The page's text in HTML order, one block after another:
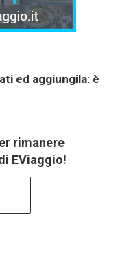
ed aggiungila: è
rimanere
EViaggio!